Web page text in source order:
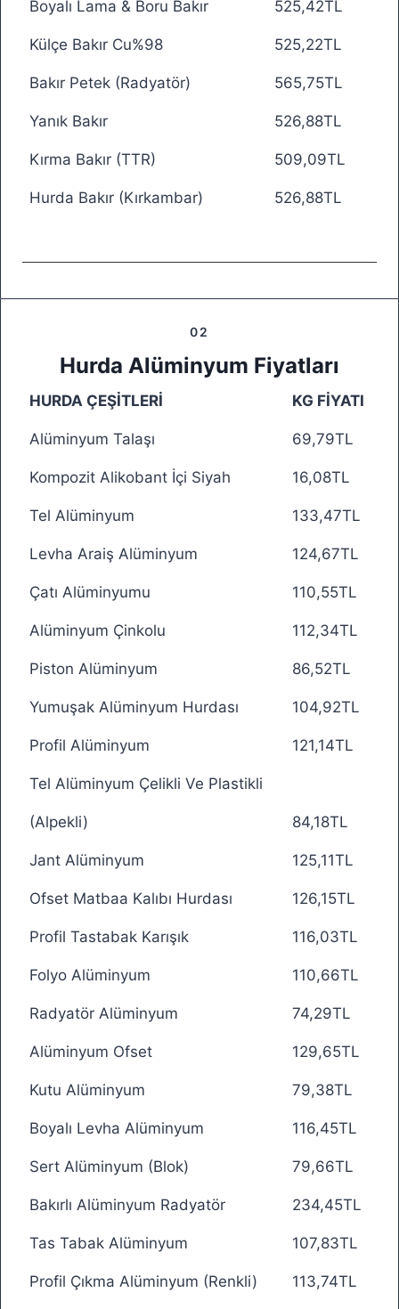
Boyalı Lama & Boru Bakır 525,42TL
Külçe Bakır Cu%98 525,22TL
Bakır Petek (Radyatör) 565,75TL
Yanık Bakır 526,88TL
Kırma Bakır (TTR) 509,09TL
Hurda Bakır (Kırkambar) 526,88TL
02
Hurda Alüminyum Fiyatları
HURDA ÇEŞİTLERİ KG FİYATI
Alüminyum Talaşı 69,79TL
Kompozit Alikobant İçi Siyah 16,08TL
Tel Alüminyum 133,47TL
Levha Araiş Alüminyum 124,67TL
Çatı Alüminyumu 110,55TL
Alüminyum Çinkolu 112,34TL
Piston Alüminyum 86,52TL
Yumuşak Alüminyum Hurdası 104,92TL
Profil Alüminyum 121,14TL
Tel Alüminyum Çelikli Ve Plastikli
(Alpekli) 84,18TL
Jant Alüminyum 125,11TL
Ofset Matbaa Kalıbı Hurdası 126,15TL
Profil Tastabak Karışık 116,03TL
Folyo Alüminyum 110,66TL
Radyatör Alüminyum 74,29TL
Alüminyum Ofset 129,65TL
Kutu Alüminyum 79,38TL
Boyalı Levha Alüminyum 116,45TL
Sert Alüminyum (Blok) 79,66TL
Bakırlı Alüminyum Radyatör 234,45TL
Tas Tabak Alüminyum 107,83TL
Profil Çıkma Alüminyum (Renkli) 113,74TL